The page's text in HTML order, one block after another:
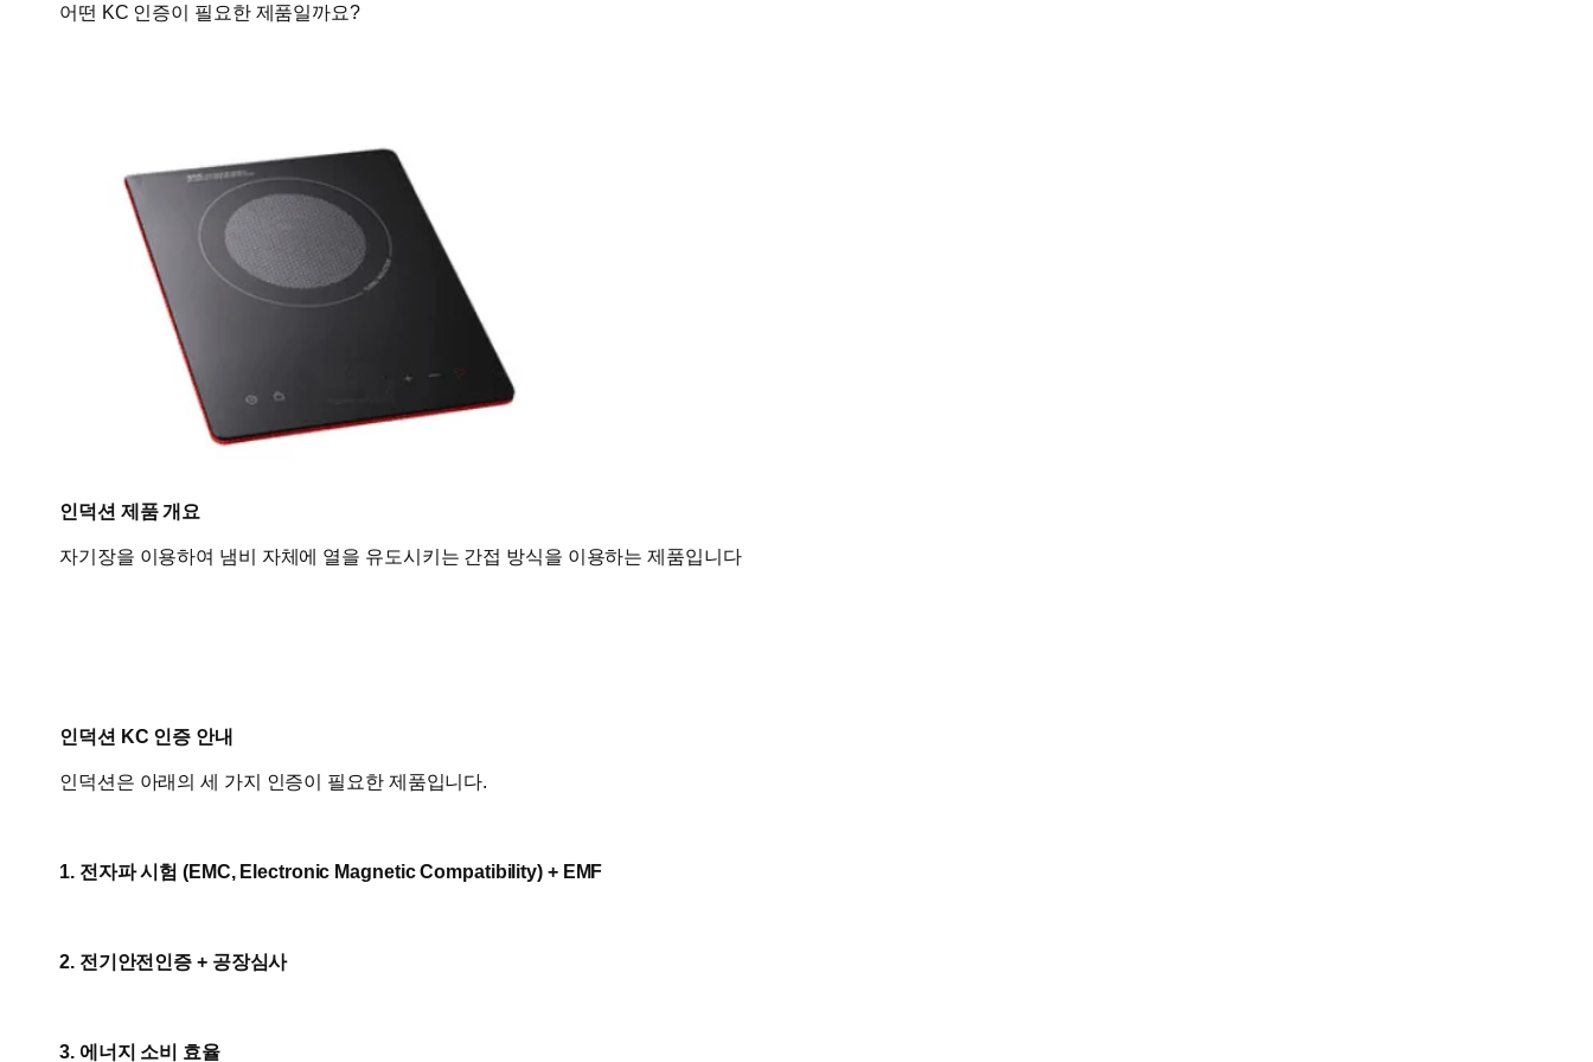
어떤 KC 인증이 필요한 제품일까요?
인덕션 제품 개요
자기장을 이용하여 냄비 자체에 열을 유도시키는 간접 방식을 이용하는 제품입니다
인덕션 KC 인증 안내
인덕션은 아래의 세 가지 인증이 필요한 제품입니다.
1. 전자파 시험 (EMC, Electronic Magnetic Compatibility) + EMF
2. 전기안전인증 + 공장심사
3. 에너지 소비 효율